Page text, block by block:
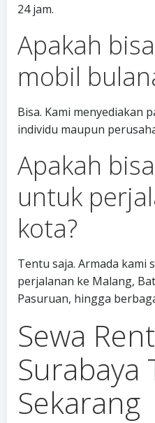
24 jam.
Apakah
mobil
Bisa. Kami menyediakan
individu maupun
Apakah
untuk
kota?
Tentu saja. Armada kami
perjalanan ke Malang,
Pasuruan, hingga
Sewa
Surabaya
Sekarang